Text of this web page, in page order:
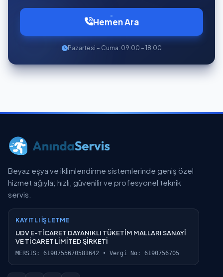
Hemen Ara
Pazartesi – Cuma: 09:00 – 18:00
Beyaz eşya ve iklimlendirme sistemlerinde geniş özel
hizmet ağıyla; hızlı, güvenilir ve profesyonel teknik
servis.
KAYITLI İŞLETME
UDV E-TİCARET DAYANIKLI TÜKETİM MALLARI SANAYİ
VE TİCARET LİMİTED ŞİRKETİ
MERSİS: 6190755670581642 • Vergi No: 6190756705